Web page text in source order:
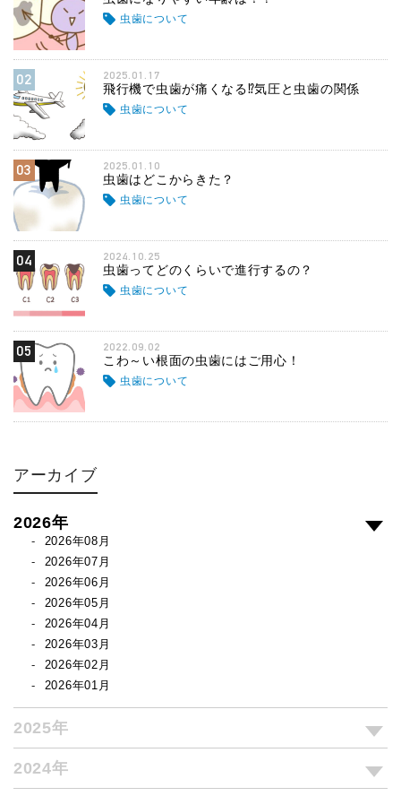
虫歯について
02 2025.01.17
飛行機で虫歯が痛くなる⁉気圧と虫歯の関係
虫歯について
03 2025.01.10
虫歯はどこからきた？
虫歯について
04 2024.10.25
虫歯ってどのくらいで進行するの？
虫歯について
05 2022.09.02
こわ～い根面の虫歯にはご用心！
虫歯について
アーカイブ
2026年
2026年08月
2026年07月
2026年06月
2026年05月
2026年04月
2026年03月
2026年02月
2026年01月
2025年
2024年